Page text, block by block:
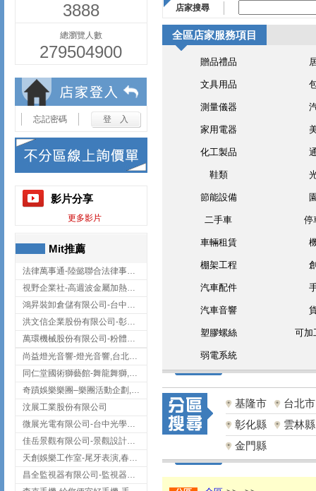
3888
總瀏覽人數
279504900
忘記密碼
影片分享
更多影片
Mit推薦
法律萬事通-陸懿聯合法律事務所
視野企業社-高週波金屬加熱設備,彰化高週波金屬加熱設備
鴻昇裝卸倉儲有限公司-台中貨櫃裝卸
洪文信企業股份有限公司-彰化鋅合金鑄造,彰化五金加工,彰化五金配件
萬環機械股份有限公司-粉體塗裝設備,輸送機,輸送機設備,台南輸送機
尚益燈光音響-燈光音響,台北燈光音響,台北燈光音響出租
同仁堂國術獅藝館-舞龍舞獅,台中舞龍舞獅
奇蹟娛樂樂團–樂團活動企劃,台中樂團表演,台中婚禮樂團
汶展工業股份有限公司
微展光電有限公司-台中光學鍍膜,optical filter taiwan,台灣光學鍍膜
佳岳景觀有限公司-景觀設計公司,台北景觀設計,台北景觀工程,中山區景觀設計
天創娛樂工作室-尾牙表演,春酒表演,板橋尾牙表演
昌全監視器有限公司-監視器安裝,高雄監視器安裝,鳳山區監視器安裝
店家搜尋
全區店家服務項目
贈品禮品
文具用品
測量儀器
家用電器
化工製品
鞋類
節能設備
二手車 停
車輛租賃
棚架工程
汽車配件
汽車音響
塑膠螺絲 可加
弱電系統
基隆市
台北市
彰化縣
雲林縣
金門縣